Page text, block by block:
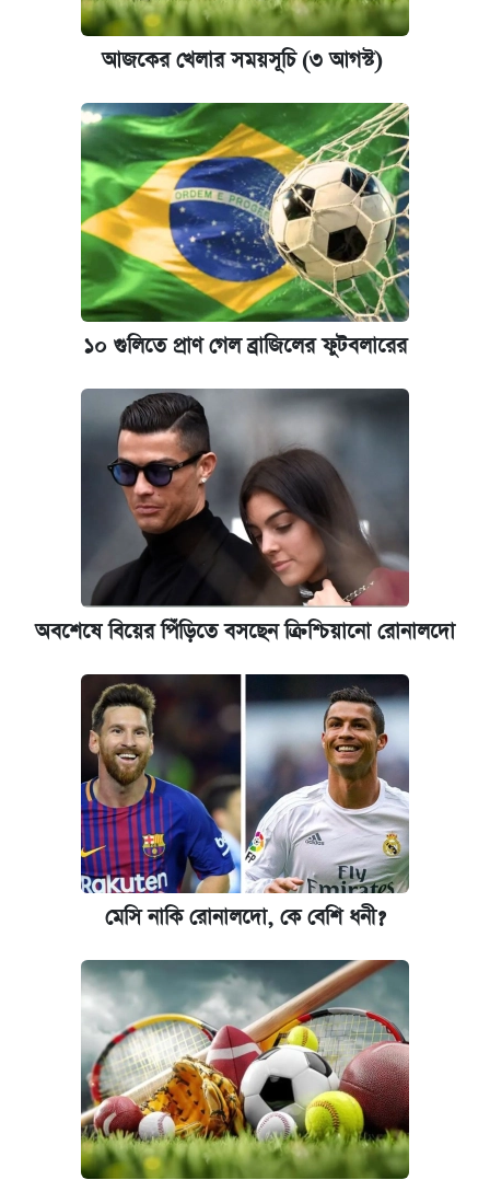
আজকের খেলার সময়সূচি (৩ আগস্ট)
১০ গুলিতে প্রাণ গেল ব্রাজিলের ফুটবলারের
অবশেষে বিয়ের পিঁড়িতে বসছেন ক্রিশ্চিয়ানো রোনালদো
মেসি নাকি রোনালদো, কে বেশি ধনী?